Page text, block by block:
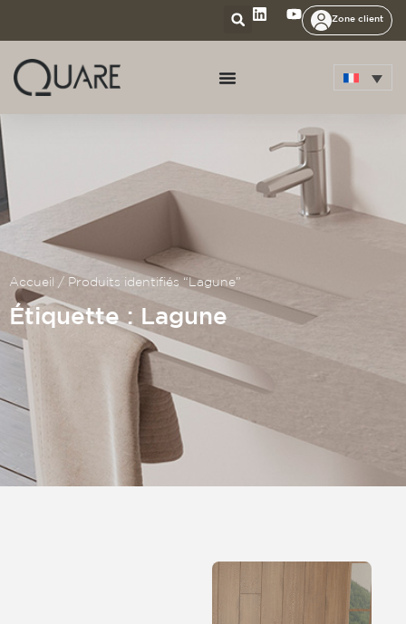
Zone client
Accueil / Produits identifiés “Lagune”
Étiquette : Lagune